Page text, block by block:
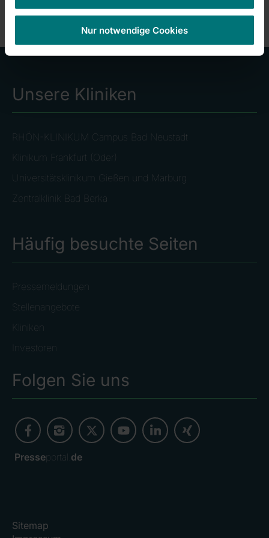
Nur notwendige Cookies
Unsere Kliniken
RHÖN-KLINIKUM Campus Bad Neustadt
Klinikum Frankfurt (Oder)
Universitätsklinikum Gießen und Marburg
Zentralklinik Bad Berka
Häufig besuchte Seiten
Pressemeldungen
Stellenangebote
Kliniken
Investoren
Folgen Sie uns
Presseportal. de
Sitemap